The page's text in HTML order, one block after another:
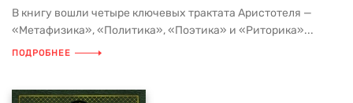
В книгу вошли четыре ключевых трактата Аристотеля —
«Метафизика», «Политика», «Поэтика» и «Риторика»...
ПОДРОБНЕЕ